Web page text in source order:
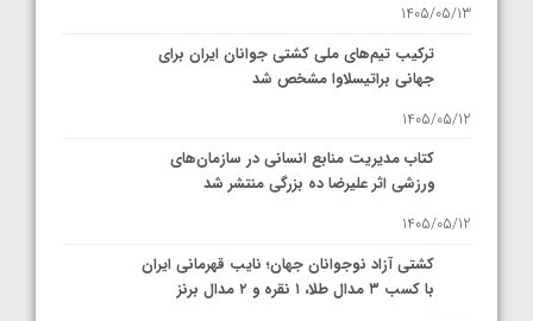
1405/05/13
ترکیب تیم‌های ملی کشتی جوانان ایران برای
جهانی براتیسلاوا مشخص شد
1405/05/12
کتاب مدیریت منابع انسانی در سازمان‌های
ورزشی اثر علیرضا ده بزرگی منتشر شد
1405/05/12
کشتی آزاد نوجوانان جهان؛ نایب قهرمانی ایران
با کسب ۳ مدال طلا، ۱ نقره و ۲ مدال برنز